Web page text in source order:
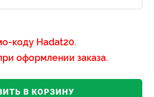
коду Hadat20.
оформлении заказа.
В КОРЗИНУ